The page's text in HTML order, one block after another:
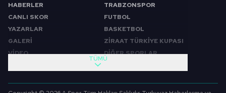
HABERLER
CANLI SKOR
YAZARLAR
GALERİ
VİDEO
TRABZONSPOR
FUTBOL
BASKETBOL
ZİRAAT TÜRKİYE KUPASI
DİĞER SPORLAR
SABAH SPORU
FUTBOL
TÜMÜ